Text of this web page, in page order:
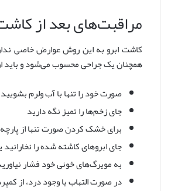
مراقبت‌های بعد از
همچنان یک جراحی محسوب می‌شود و باید
صورت خود را تنها با آب ولرم
جای زخم‌ها را تمیز نگه دارید
برای خشک کردن صورت تنها از
جای ابروهای کاشته شده را
به مویرگ‌های خونی خود فشار
در صورت التهاب یا وجود درد، از